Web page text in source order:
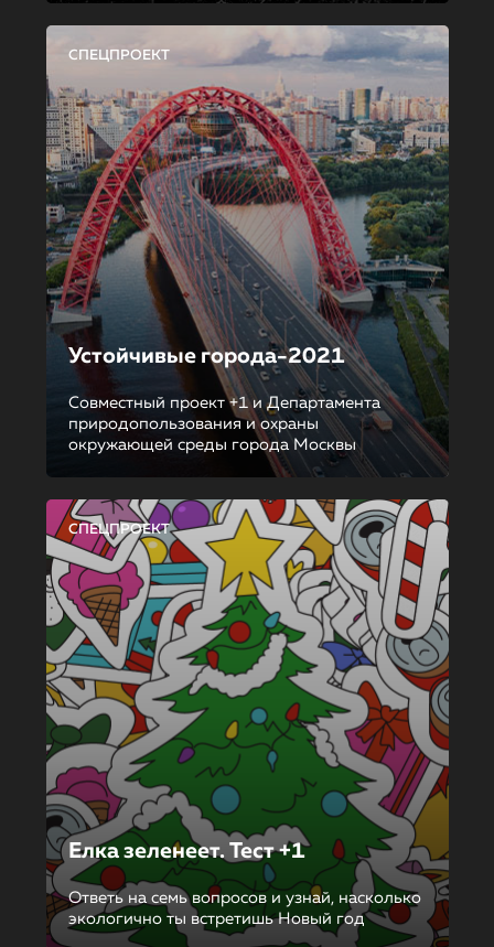
СПЕЦПРОЕКТ
Устойчивые города-2021
Совместный проект +1 и Департамента
природопользования и охраны
окружающей среды города Москвы
СПЕЦПРОЕКТ
Елка зеленеет. Тест +1
Ответь на семь вопросов и узнай, насколько
экологично ты встретишь Новый год